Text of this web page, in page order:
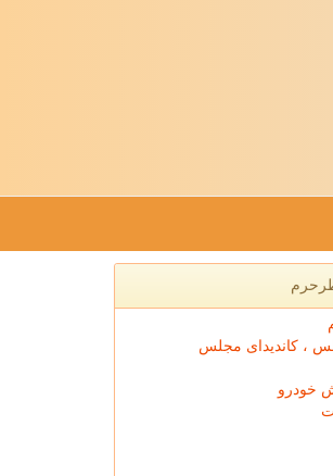
، کاندیدای مجلس
خودرو